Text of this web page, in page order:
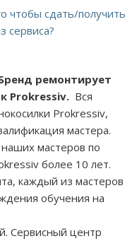
чтобы сдать/получить
сервиса?
ремонтирует
Prokressiv. Вся
Prokressiv,
мастера.
мастеров по
более 10 лет.
каждый из мастеров
обучения на
Сервисный центр